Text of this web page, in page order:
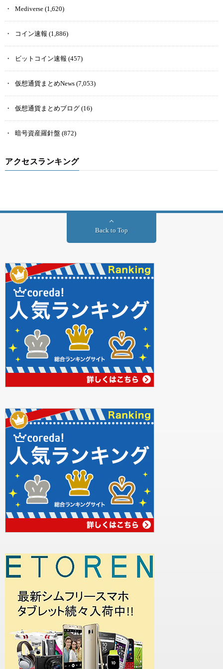
Mediverse (1,620)
コイン速報 (1,886)
ビットコイン速報 (457)
仮想通貨まとめNews (7,053)
仮想通貨まとめブログ (16)
暗号資産羅針盤 (872)
アクセスランキング
Back to Top